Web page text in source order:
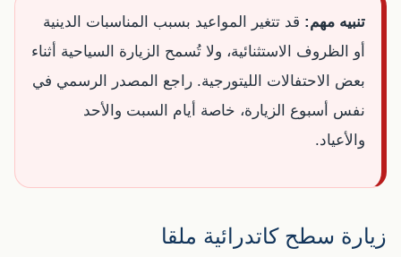
تنبيه مهم: قد تتغير المواعيد بسبب المناسبات الدينية
أو الظروف الاستثنائية، ولا تُسمح الزيارة السياحية أثناء
بعض الاحتفالات الليتورجية. راجع المصدر الرسمي في
نفس أسبوع الزيارة، خاصة أيام السبت والأحد
والأعياد.
زيارة سطح كاتدرائية ملقا